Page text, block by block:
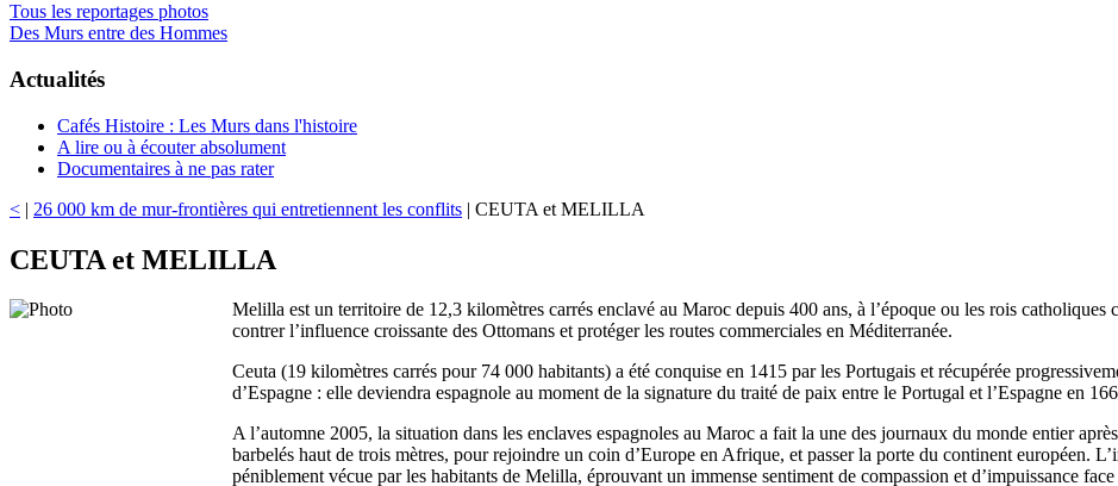
Tous les reportages photos
Des Murs entre des Hommes
Actualités
Cafés Histoire : Les Murs dans l'histoire
A lire ou à écouter absolument
Documentaires à ne pas rater
< | 26 000 km de mur-frontières qui entretiennent les conflits | CEUTA et MELILLA
CEUTA et MELILLA
Melilla est un territoire de 12,3 kilomètres carrés enclavé au Maroc depuis 400 ans, à l’époque ou les rois
contrer l’influence croissante des Ottomans et protéger les routes commerciales en Méditerranée.
Ceuta (19 kilomètres carrés pour 74 000 habitants) a été conquise en 1415 par les Portugais et récupérée
d’Espagne : elle deviendra espagnole au moment de la signature du traité de paix entre le Portugal et l’Espagne en
A l’automne 2005, la situation dans les enclaves espagnoles au Maroc a fait la une des journaux du monde entier
barbelés haut de trois mètres, pour rejoindre un coin d’Europe en Afrique, et passer la porte du continent européen.
péniblement vécue par les habitants de Melilla, éprouvant un immense sentiment de compassion et d’impuissance face